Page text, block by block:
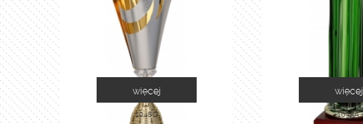
1048C
więcej
1035A
więcej